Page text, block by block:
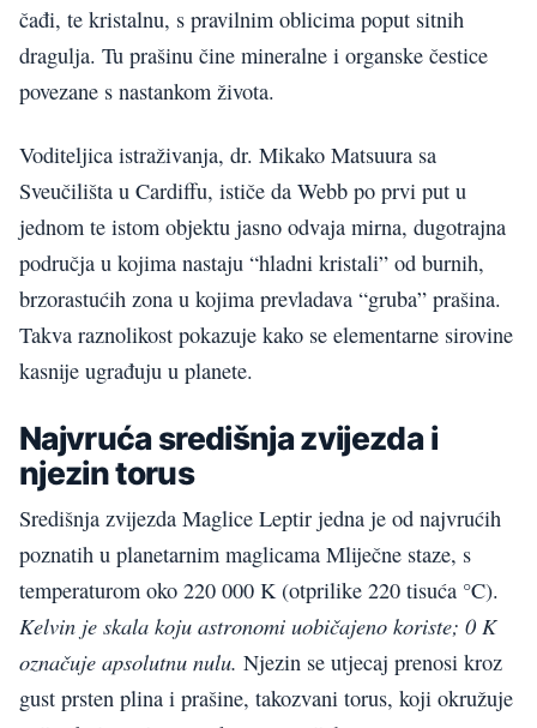
čađi, te kristalnu, s pravilnim oblicima poput sitnih
dragulja. Tu prašinu čine mineralne i organske čestice
povezane s nastankom života.
Voditeljica istraživanja, dr. Mikako Matsuura sa
Sveučilišta u Cardiffu, ističe da Webb po prvi put u
jednom te istom objektu jasno odvaja mirna, dugotrajna
područja u kojima nastaju “hladni kristali” od burnih,
brzorastućih zona u kojima prevladava “gruba” prašina.
Takva raznolikost pokazuje kako se elementarne sirovine
kasnije ugrađuju u planete.
Najvruća središnja zvijezda i
njezin torus
Središnja zvijezda Maglice Leptir jedna je od najvrućih
poznatih u planetarnim maglicama Mliječne staze, s
temperaturom oko 220 000 K (otprilike 220 tisuća °C).
Kelvin je skala koju astronomi uobičajeno koriste; 0 K
označuje apsolutnu nulu. Njezin se utjecaj prenosi kroz
gust prsten plina i prašine, takozvani torus, koji okružuje